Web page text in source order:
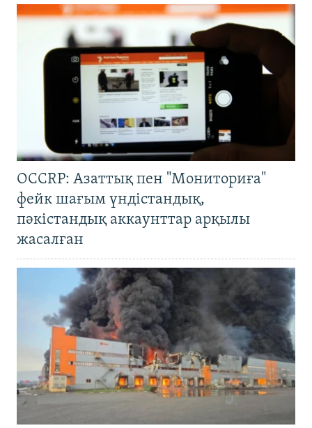
OCCRP: Азаттық пен "Мониториға"
фейк шағым үндістандық,
пәкістандық аккаунттар арқылы
жасалған